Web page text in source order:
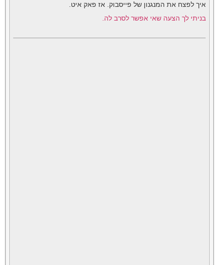
איך לפצח את המנגנון של פייסבוק. אז פאק איט.
בניתי לך הצעה שאי אפשר לסרב לה.